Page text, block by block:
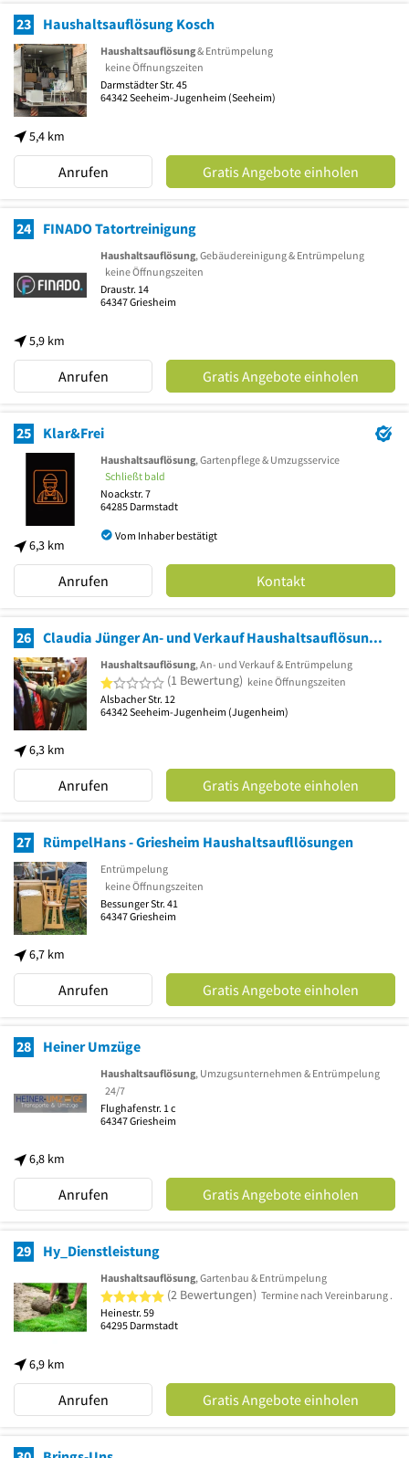
23 Haushaltsauflösung Kosch
5,4 km
Haushaltsauflösung& Entrümpelung
keine Öffnungszeiten
Darmstädter Str. 45
64342Seeheim-Jugenheim (Seeheim)
Anrufen Gratis Angebote einholen
24 FINADO Tatortreinigung
5,9 km
Haushaltsauflösung, Gebäudereinigung & Entrümpelung
keine Öffnungszeiten
Draustr. 14
64347Griesheim
Anrufen Gratis Angebote einholen
25 Klar&Frei
6,3 km
Haushaltsauflösung, Gartenpflege & Umzugsservice
Schließt bald
Noackstr. 7
64285 Darmstadt
Vom Inhaber bestätigt
Anrufen Kontakt
26 Claudia Jünger An- und Verkauf Haushaltsauflösungen
6,3 km
Haushaltsauflösung, An- und Verkauf & Entrümpelung
1 von 5 Sternen
(1 Bewertung) keine Öffnungszeiten
Alsbacher Str. 12
64342 Seeheim-Jugenheim (Jugenheim)
Anrufen Gratis Angebote einholen
27 RümpelHans - Griesheim Haushaltsaufllösungen
6,7 km
Entrümpelung
keine Öffnungszeiten
Bessunger Str. 41
64347Griesheim
Anrufen Gratis Angebote einholen
28 Heiner Umzüge
6,8 km
Haushaltsauflösung, Umzugsunternehmen & Entrümpelung
24/7
Flughafenstr. 1 c
64347Griesheim
Anrufen Gratis Angebote einholen
29 Hy_Dienstleistung
6,9 km
Haushaltsauflösung, Gartenbau & Entrümpelung
5 von 5 Sternen
(2 Bewertungen) Termine nach Vereinbarung .
Heinestr. 59
64295 Darmstadt
Anrufen Gratis Angebote einholen